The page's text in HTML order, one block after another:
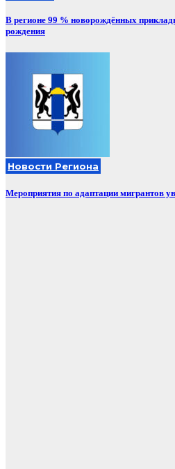
В регионе 99 % новорождённых
рождения
Новости Региона
Мероприятия по адаптации мигрантов